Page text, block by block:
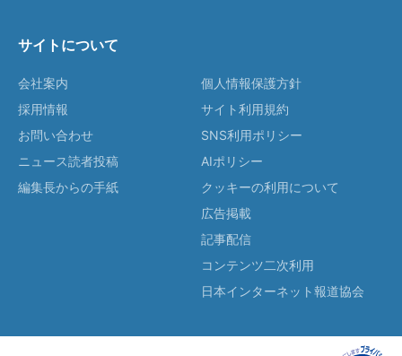
サイトについて
会社案内
採用情報
お問い合わせ
ニュース読者投稿
編集長からの手紙
個人情報保護方針
サイト利用規約
SNS利用ポリシー
AIポリシー
クッキーの利用について
広告掲載
記事配信
コンテンツ二次利用
日本インターネット報道協会